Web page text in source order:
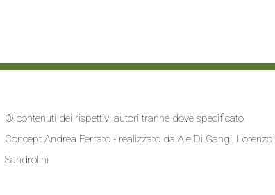
© contenuti dei rispettivi autori tranne dove specificato
Concept Andrea Ferrato - realizzato da Ale Di Gangi, Lorenzo
Sandrolini